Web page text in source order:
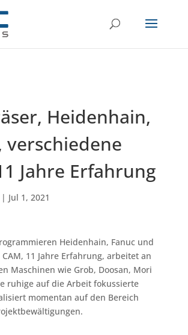
Heidenhain,
verschiedene
Jahre Erfahrung
| Jul 1, 2021
Heidenhain, Fanuc und
11 Jahre Erfahrung, arbeitet an
Maschinen wie Grob, Doosan, Mori
ruhige auf die Arbeit fokussierte
momentan auf den Bereich